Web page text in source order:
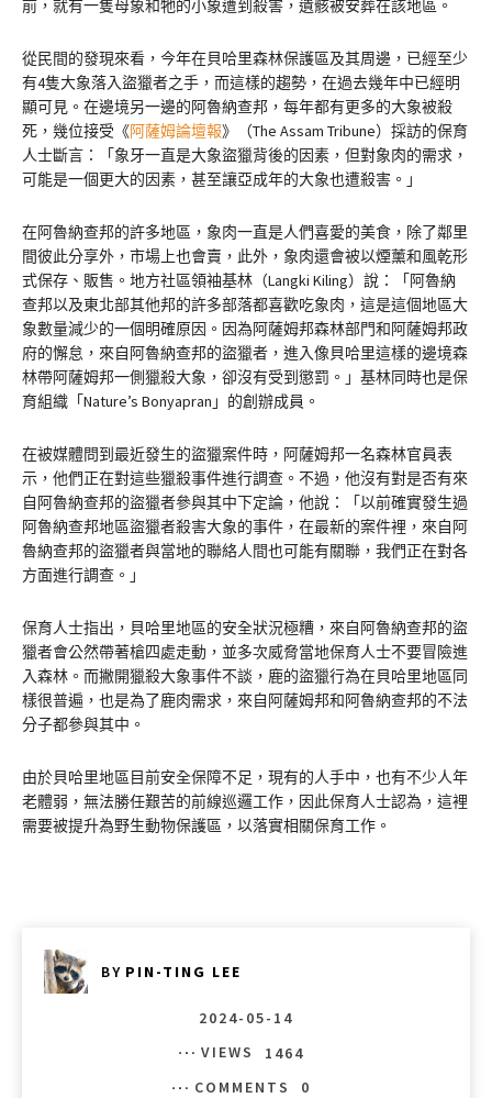
前，就有一隻母象和牠的小象遭到殺害，遺骸被安葬在該地區。
從民間的發現來看，今年在貝哈里森林保護區及其周邊，已經至少
有4隻大象落入盜獵者之手，而這樣的趨勢，在過去幾年中已經明
顯可見。在邊境另一邊的阿魯納查邦，每年都有更多的大象被殺
死，幾位接受《阿薩姆論壇報》（The Assam Tribune）採訪的保育
人士斷言：「象牙一直是大象盜獵背後的因素，但對象肉的需求，
可能是一個更大的因素，甚至讓亞成年的大象也遭殺害。」
在阿魯納查邦的許多地區，象肉一直是人們喜愛的美食，除了鄰里
間彼此分享外，市場上也會賣，此外，象肉還會被以煙薰和風乾形
式保存、販售。地方社區領袖基林（Langki Kiling）說：「阿魯納
查邦以及東北部其他邦的許多部落都喜歡吃象肉，這是這個地區大
象數量減少的一個明確原因。因為阿薩姆邦森林部門和阿薩姆邦政
府的懈怠，來自阿魯納查邦的盜獵者，進入像貝哈里這樣的邊境森
林帶阿薩姆邦一側獵殺大象，卻沒有受到懲罰。」基林同時也是保
育組織「Nature’s Bonyapran」的創辦成員。
在被媒體問到最近發生的盜獵案件時，阿薩姆邦一名森林官員表
示，他們正在對這些獵殺事件進行調查。不過，他沒有對是否有來
自阿魯納查邦的盜獵者參與其中下定論，他說：「以前確實發生過
阿魯納查邦地區盜獵者殺害大象的事件，在最新的案件裡，來自阿
魯納查邦的盜獵者與當地的聯絡人間也可能有關聯，我們正在對各
方面進行調查。」
保育人士指出，貝哈里地區的安全狀況極糟，來自阿魯納查邦的盜
獵者會公然帶著槍四處走動，並多次威脅當地保育人士不要冒險進
入森林。而撇開獵殺大象事件不談，鹿的盜獵行為在貝哈里地區同
樣很普遍，也是為了鹿肉需求，來自阿薩姆邦和阿魯納查邦的不法
分子都參與其中。
由於貝哈里地區目前安全保障不足，現有的人手中，也有不少人年
老體弱，無法勝任艱苦的前線巡邏工作，因此保育人士認為，這裡
需要被提升為野生動物保護區，以落實相關保育工作。
BY PIN-TING LEE
2024-05-14
VIEWS
1464
COMMENTS
0